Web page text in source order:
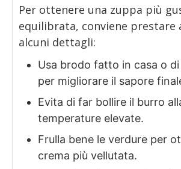
Per ottenere una zuppa più
equilibrata, conviene prestare
alcuni dettagli:
Usa brodo fatto in casa o
per migliorare il sapore
Evita di far bollire il burro
temperature elevate.
Frulla bene le verdure per
crema più vellutata.